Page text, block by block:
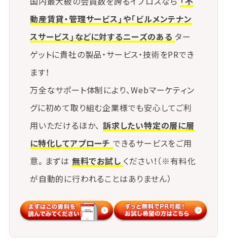
動産賃貸・管理サービス」や「ビルメンテナン
スサービス」などに対するニーズのあるター
ゲットに貴社の製品・サービス・技術をPRでき
ます！
万全なサポート体制により、Webマーケティン
グに初めて取り組む企業様でも安心してご利
用いただけるほか、 訴求したい特定の層に層
に特化してアプローチ できるサービスをご用
意。まずは 無料でお試し ください！（※有料化
が自動的に行われることはありません）